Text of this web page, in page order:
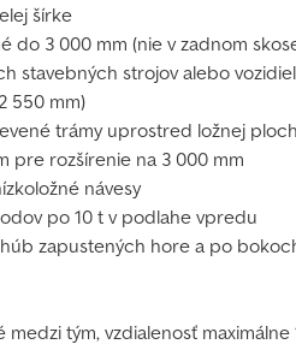
šírke
do 3 000 mm (nie v zadnom
stavebných strojov alebo
550 mm)
trámy uprostred ložnej
pre rozšírenie na 3 000 mm
návesy
po 10 t v podlahe vpredu
zapustených hore a po
tým, vzdialenosť maximálne